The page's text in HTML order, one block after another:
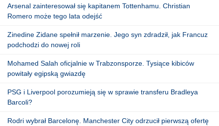
Arsenal zainteresował się kapitanem Tottenhamu. Christian
Romero może tego lata odejść
Zinedine Zidane spełnił marzenie. Jego syn zdradził, jak Francuz
podchodzi do nowej roli
Mohamed Salah oficjalnie w Trabzonsporze. Tysiące kibiców
powitały egipską gwiazdę
PSG i Liverpool porozumieją się w sprawie transferu Bradleya
Barcoli?
Rodri wybrał Barcelonę. Manchester City odrzucił pierwszą ofertę